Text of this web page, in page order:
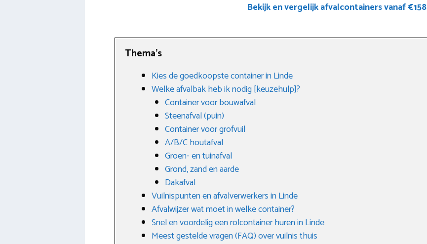
Bekijk en vergelijk afvalcontainers vanaf €158
Thema’s
Kies de goedkoopste container in Linde
Welke afvalbak heb ik nodig [keuzehulp]?
Container voor bouwafval
Steenafval (puin)
Container voor grofvuil
A/B/C houtafval
Groen- en tuinafval
Grond, zand en aarde
Dakafval
Vuilnispunten en afvalverwerkers in Linde
Afvalwijzer wat moet in welke container?
Snel en voordelig een rolcontainer huren in Linde
Meest gestelde vragen (FAQ) over vuilnis thuis